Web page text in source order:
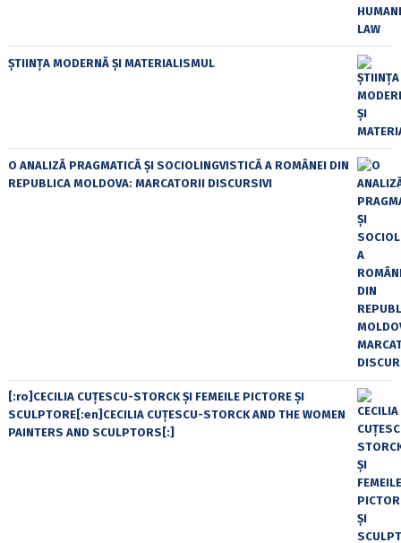
ȘTIINȚA MODERNĂ ȘI MATERIALISMUL
O ANALIZĂ PRAGMATICĂ ȘI SOCIOLINGVISTICĂ A ROMÂNEI DIN
REPUBLICA MOLDOVA: MARCATORII DISCURSIVI
[:ro]CECILIA CUŢESCU-STORCK ŞI FEMEILE PICTORE ŞI
SCULPTORE[:en]CECILIA CUŢESCU-STORCK AND THE WOMEN
PAINTERS AND SCULPTORS[:]